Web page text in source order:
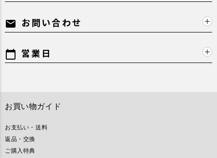
mail お問い合わせ
calendar_today 営業日
お買い物ガイド
お支払い・送料
返品・交換
ご購入特典